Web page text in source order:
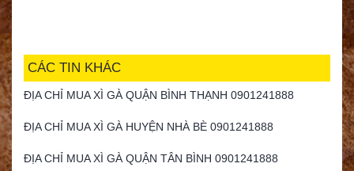
CÁC TIN KHÁC
ĐỊA CHỈ MUA XÌ GÀ QUẬN BÌNH THẠNH 0901241888
ĐỊA CHỈ MUA XÌ GÀ HUYỆN NHÀ BÈ 0901241888
ĐỊA CHỈ MUA XÌ GÀ QUẬN TÂN BÌNH 0901241888